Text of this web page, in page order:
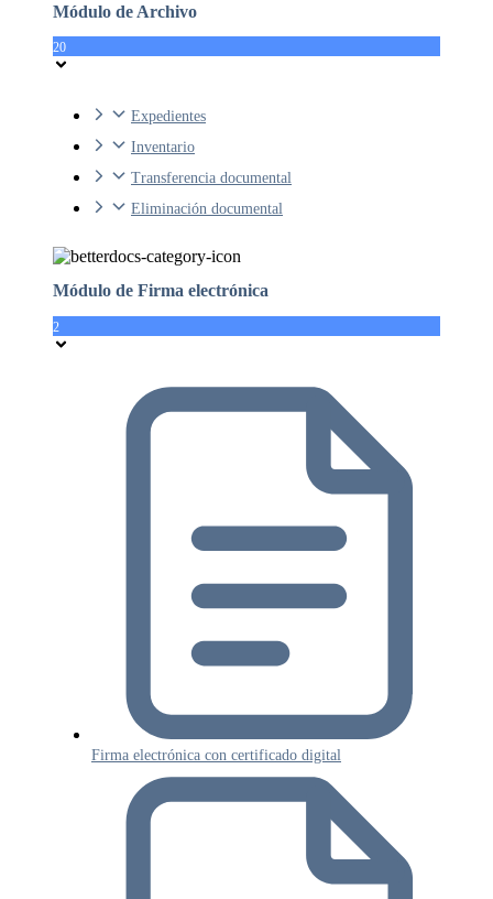
Módulo de Archivo
20
Expedientes
Inventario
Transferencia documental
Eliminación documental
Módulo de Firma electrónica
2
Firma electrónica con certificado digital